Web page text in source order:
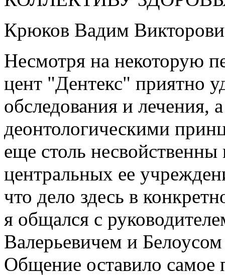
Крюков Вадим
Несмотря на некоторую
цент "Дентекс" приятно
обследования и лечения,
деонтологическими
еще столь
центральных ее
что дело здесь в
я общался с
Валерьевичем и
Общение оставило самое